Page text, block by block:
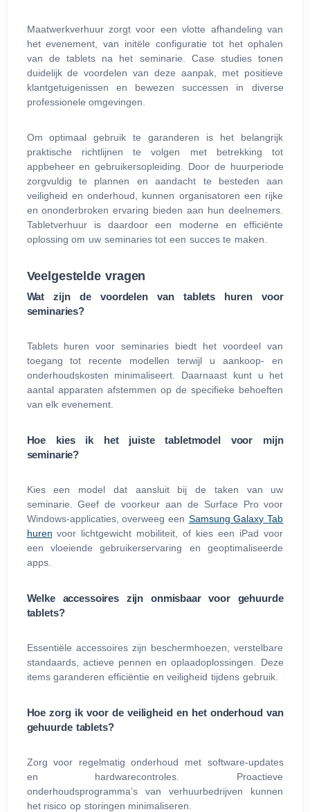
Maatwerkverhuur zorgt voor een vlotte afhandeling van
het evenement, van initële configuratie tot het ophalen
van de tablets na het seminarie. Case studies tonen
duidelijk de voordelen van deze aanpak, met positieve
klantgetuigenissen en bewezen successen in diverse
professionele omgevingen.
Om optimaal gebruik te garanderen is het belangrijk
praktische richtlijnen te volgen met betrekking tot
appbeheer en gebruikersopleiding. Door de huurperiode
zorgvuldig te plannen en aandacht te besteden aan
veiligheid en onderhoud, kunnen organisatoren een rijke
en ononderbroken ervaring bieden aan hun deelnemers.
Tabletverhuur is daardoor een moderne en efficiënte
oplossing om uw seminaries tot een succes te maken.
Veelgestelde vragen
Wat zijn de voordelen van tablets huren voor
seminaries?
Tablets huren voor seminaries biedt het voordeel van
toegang tot recente modellen terwijl u aankoop- en
onderhoudskosten minimaliseert. Daarnaast kunt u het
aantal apparaten afstemmen op de specifieke behoeften
van elk evenement.
Hoe kies ik het juiste tabletmodel voor mijn
seminarie?
Kies een model dat aansluit bij de taken van uw
seminarie. Geef de voorkeur aan de Surface Pro voor
Windows-applicaties, overweeg een Samsung Galaxy Tab
huren voor lichtgewicht mobiliteit, of kies een iPad voor
een vloeiende gebruikerservaring en geoptimaliseerde
apps.
Welke accessoires zijn onmisbaar voor gehuurde
tablets?
Essentiële accessoires zijn beschermhoezen, verstelbare
standaards, actieve pennen en oplaadoplossingen. Deze
items garanderen efficiëntie en veiligheid tijdens gebruik.
Hoe zorg ik voor de veiligheid en het onderhoud van
gehuurde tablets?
Zorg voor regelmatig onderhoud met software-updates
en hardwarecontroles. Proactieve
onderhoudsprogramma’s van verhuurbedrijven kunnen
het risico op storingen minimaliseren.